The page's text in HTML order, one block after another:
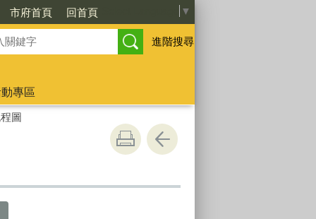
市府首頁 回首頁 ▼
進階搜尋
專區
圖